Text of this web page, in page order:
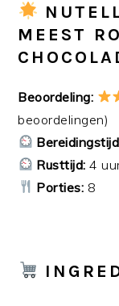
MEEST
Beoordeling:
beoordelingen)
Rusttijd: 4
Porties: 8